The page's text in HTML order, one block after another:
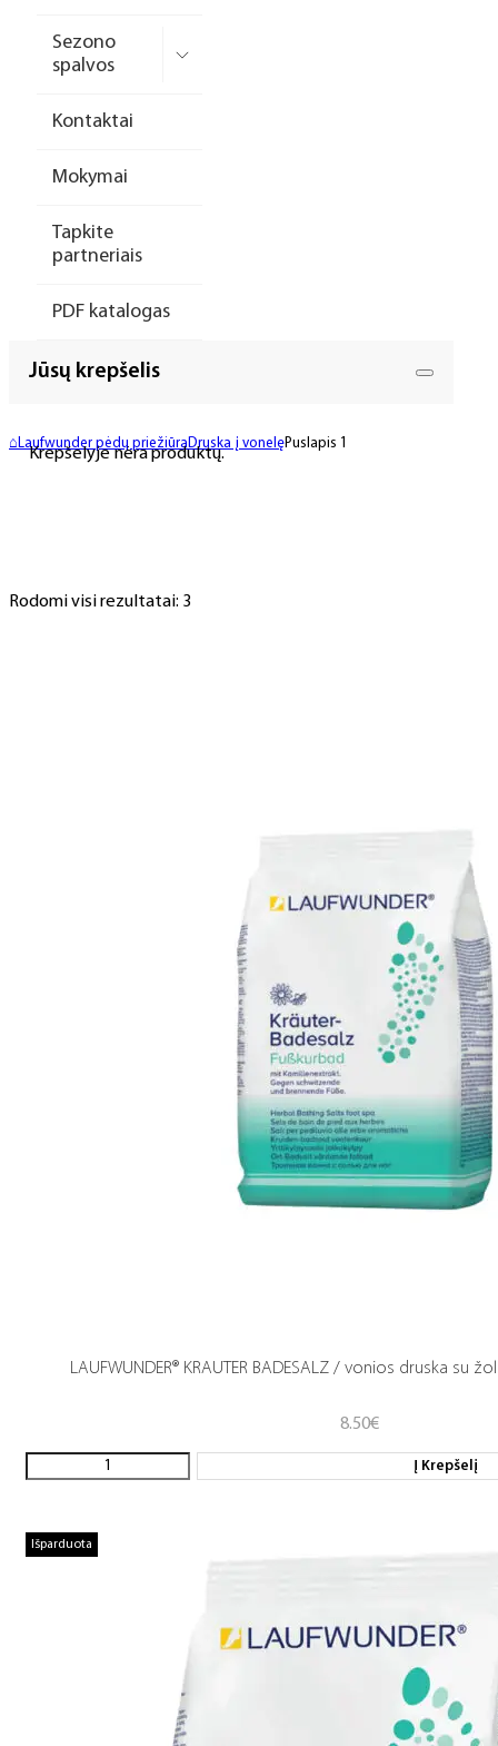
Sezono
spalvos
Kontaktai
Mokymai
Tapkite
partneriais
PDF katalogas
Jūsų krepšelis
Krepšelyje nėra produktų.
⌂ Laufwunder pėdų priežiūra Druska į vonelęPuslapis 1
Rodomi visi rezultatai: 3
LAUFWUNDER® KRAUTER BADESALZ / vonios druska su
8.50€
Į Krepšelį
Išparduota